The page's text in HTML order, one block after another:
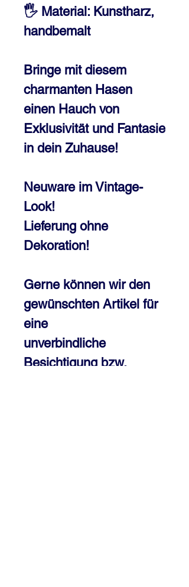
🖐 Material: Kunstharz,
handbemalt
Bringe mit diesem
charmanten Hasen
einen Hauch von
Exklusivität und Fantasie
in dein Zuhause!
Neuware im Vintage-
Look!
Lieferung ohne
Dekoration!
Gerne können wir den
gewünschten Artikel für
eine
unverbindliche
Besichtigung bzw.